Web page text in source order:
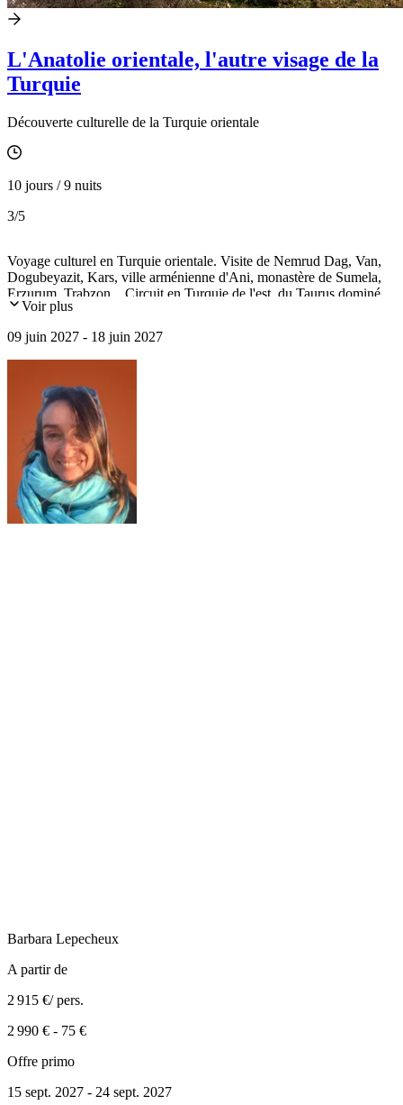
L'Anatolie orientale, l'autre visage de la
Turquie
Découverte culturelle de la Turquie orientale
10 jours / 9 nuits
3/5
Voyage culturel en Turquie orientale. Visite de Nemrud Dag, Van,
Dogubeyazit, Kars, ville arménienne d'Ani, monastère de Sumela,
Erzurum, Trabzon... Circuit en Turquie de l'est, du Taurus dominé
par le mont Ararat à la mer Noire.
Voir plus
09 juin 2027 - 18 juin 2027
Barbara Lepecheux
A partir de
2 915 €/ pers.
2 990 € - 75 €
Offre primo
15 sept. 2027 - 24 sept. 2027